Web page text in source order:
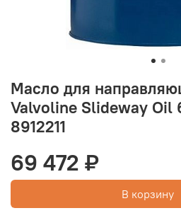
Масло для
Valvoline Slideway Oil
8912211
69 472 ₽
В корзину